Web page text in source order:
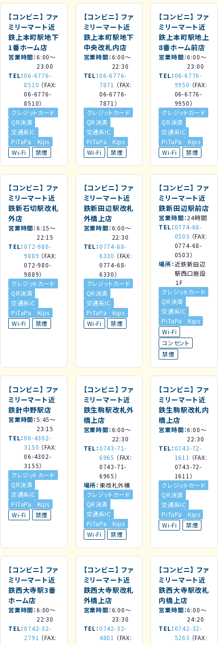
【コンビニ】 ファ
ミリーマート近
鉄上本町駅地下
1番ホーム店
営業時間 6:00～
23:00
TEL 06-6776-
8510 （FAX:
06-6776-
8510）
クレジットカード
QR決済
交通系IC
PiTaPa
Kips
Wi-Fi
禁煙
【コンビニ】 ファ
ミリーマート近
鉄上本町駅地下
中央改札内店
営業時間 6:00～
22:30
TEL 06-6776-
7871 （FAX:
06-6776-
7871）
クレジットカード
QR決済
交通系IC
PiTaPa
Kips
Wi-Fi
禁煙
【コンビニ】 ファ
ミリーマート近
鉄上本町駅地上
8番ホーム前店
営業時間 6:00～
23:00
TEL 06-6776-
9950 （FAX:
06-6776-
9950）
クレジットカード
QR決済
交通系IC
PiTaPa
Kips
Wi-Fi
禁煙
【コンビニ】 ファ
ミリーマート近
鉄新石切駅改札
外店
営業時間 6:15～
22:15
TEL 072-980-
9889 （FAX:
072-980-
9889）
クレジットカード
QR決済
交通系IC
PiTaPa
Kips
Wi-Fi
禁煙
【コンビニ】 ファ
ミリーマート近
鉄新田辺駅改札
外橋上店
営業時間 6:00～
22:30
TEL 0774-68-
6330 （FAX:
0774-68-
6330）
クレジットカード
QR決済
交通系IC
PiTaPa
Kips
Wi-Fi
禁煙
【コンビニ】 ファ
ミリーマート近
鉄新田辺駅前店
営業時間 24時間
TEL 0774-68-
0503 （FAX:
0774-68-
0503）
場所 近鉄新田辺
駅西口施設
１F
クレジットカード
QR決済
交通系IC
PiTaPa
Kips
Wi-Fi
コンセント
禁煙
【コンビニ】 ファ
ミリーマート近
鉄針中野駅店
営業時間 5:45～
23:15
TEL 06-4302-
3155 （FAX:
06-4302-
3155）
クレジットカード
QR決済
交通系IC
PiTaPa
Kips
Wi-Fi
禁煙
【コンビニ】 ファ
ミリーマート近
鉄生駒駅改札外
橋上店
営業時間 6:00～
22:30
TEL 0743-71-
6965 （FAX:
0743-71-
6965）
場所 東改札外横
クレジットカード
QR決済
交通系IC
PiTaPa
Kips
Wi-Fi
禁煙
【コンビニ】 ファ
ミリーマート近
鉄生駒駅改札内
橋上店
営業時間 6:00～
22:30
TEL 0743-72-
1611 （FAX:
0743-72-
1611）
クレジットカード
QR決済
交通系IC
PiTaPa
Kips
Wi-Fi
禁煙
【コンビニ】 ファ
ミリーマート近
鉄西大寺駅3番
ホーム店
営業時間 6:00～
22:30
TEL 0742-32-
2791 （FAX:
【コンビニ】 ファ
ミリーマート近
鉄西大寺駅改札
外橋上店
営業時間 6:00～
23:30
TEL 0742-32-
4801 （FAX:
【コンビニ】 ファ
ミリーマート近
鉄西大寺駅改札
内橋上店
営業時間 6:00～
24:20
TEL 0742-32-
5263 （FAX: